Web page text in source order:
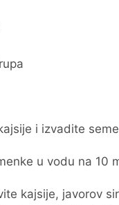
i izvadite
u vodu na 10
kajsije, javorov